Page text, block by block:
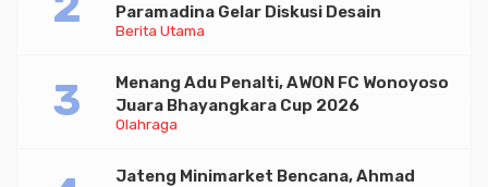
Berita Utama
Paramadina Gelar Diskusi Desain
Olahraga
Menang Adu Penalti, AWON FC Wonoyoso
Juara Bhayangkara Cup 2026
Jateng Minimarket Bencana, Ahmad